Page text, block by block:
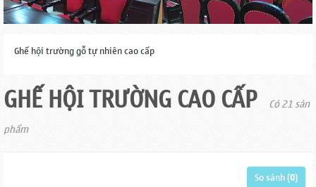
Ghế hội trường gỗ tự nhiên cao cấp
GHẾ HỘI TRƯỜNG CAO CẤP
Có 21 sản
phẩm
So sánh (0)